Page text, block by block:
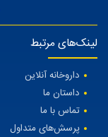
لینک‌های مرتبط
داروخانه آنلاین
داستان ما
تماس با ما
پرسش‌های متداول